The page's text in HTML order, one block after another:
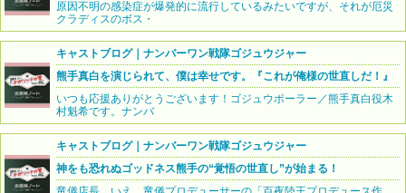
原因不明の感染症が爆発的に流行しているみたいですが、それが厄災
クラディスのボス・
キャストブログ｜ナンバーワン戦隊ゴジュウジャー
熊手真白を演じられて、僕は幸せです。『これが俺様の世直しだ！』
いつも応援ありがとうございます！ゴジュウポーラー／熊手真白役木
村魁希です。ナンバ
キャストブログ｜ナンバーワン戦隊ゴジュウジャー
神をも恐れぬゴッドネス熊手の“覚悟の世直し”が始まる！